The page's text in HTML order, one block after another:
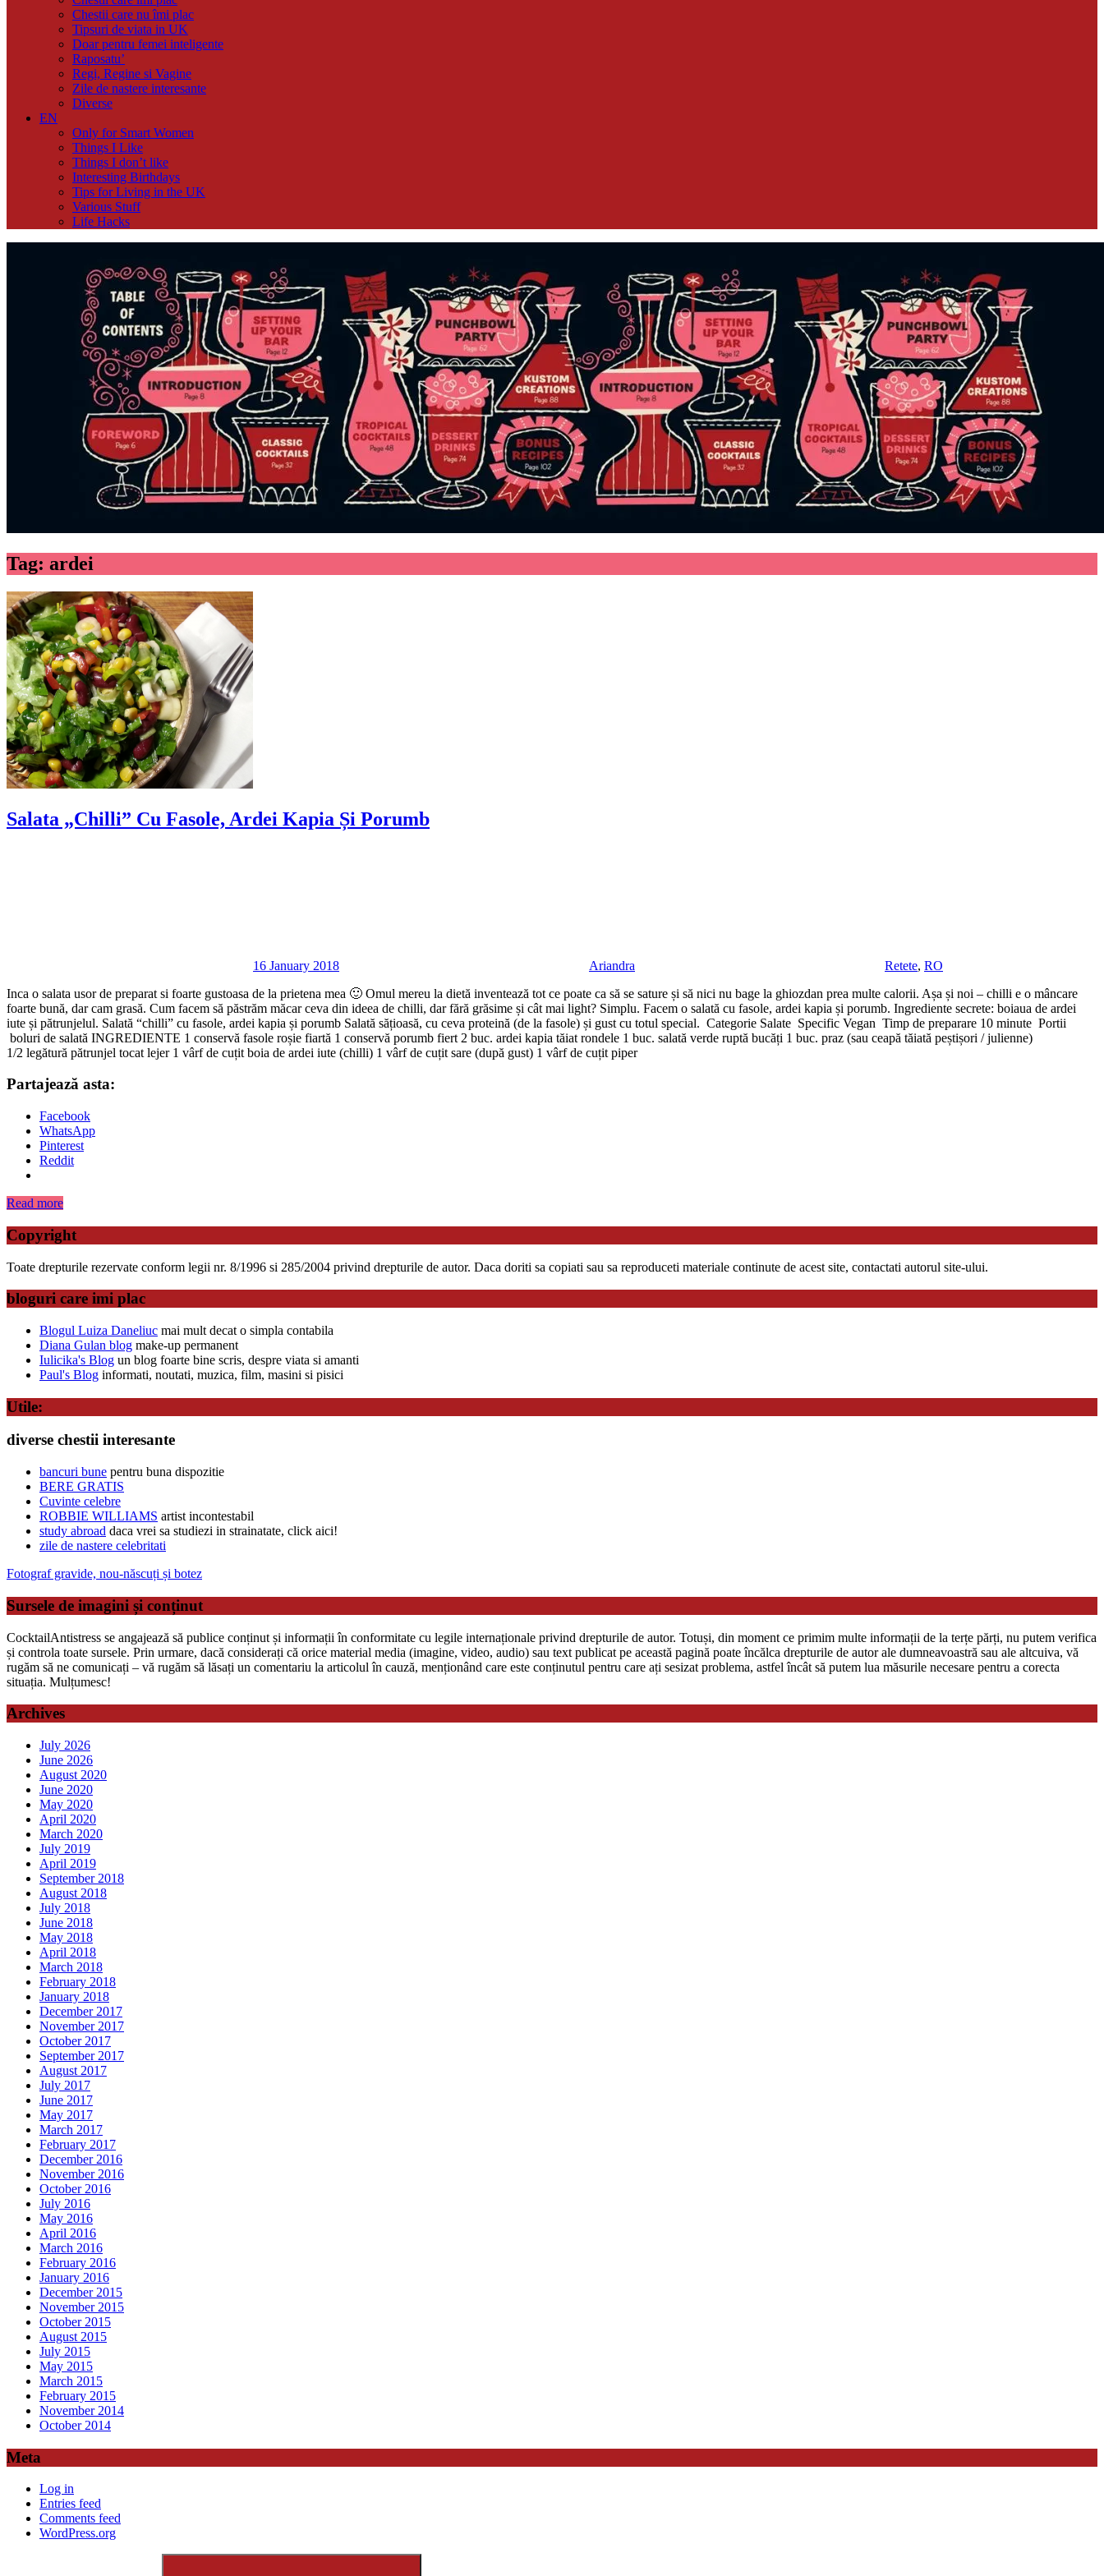
Chestii care nu îmi plac
Tipsuri de viata in UK
Doar pentru femei inteligente
Raposatu’
Regi, Regine si Vagine
Zile de nastere interesante
Diverse
EN
Only for Smart Women
Things I Like
Things I don’t like
Interesting Birthdays
Tips for Living in the UK
Various Stuff
Life Hacks
Tag: ardei
Salata „Chilli” Cu Fasole, Ardei Kapia Și Porumb
16 January 2018 Ariandra Retete, RO
Inca o salata usor de preparat si foarte gustoasa de la prietena mea 🙂 Omul mereu la dietă inventează tot ce poate ca să se sature și să nici nu bage la ghiozdan prea multe calorii. Așa și noi – chilli e o mâncare
foarte bună, dar cam grasă. Cum facem să păstrăm măcar ceva din ideea de chilli, dar fără grăsime și cât mai light? Simplu. Facem o salată cu fasole, ardei kapia și porumb. Ingrediente secrete: boiaua de ardei
iute și pătrunjelul. Salată “chilli” cu fasole, ardei kapia și porumb Salată sățioasă, cu ceva proteină (de la fasole) și gust cu totul special. Categorie Salate Specific Vegan Timp de preparare 10 minute Portii
boluri de salată INGREDIENTE 1 conservă fasole roșie fiartă 1 conservă porumb fiert 2 buc. ardei kapia tăiat rondele 1 buc. salată verde ruptă bucăți 1 buc. praz (sau ceapă tăiată peștișori / julienne)
1/2 legătură pătrunjel tocat lejer 1 vârf de cuțit boia de ardei iute (chilli) 1 vârf de cuțit sare (după gust) 1 vârf de cuțit piper
Partajează asta:
Facebook
WhatsApp
Pinterest
Reddit
Read more
Copyright
Toate drepturile rezervate conform legii nr. 8/1996 si 285/2004 privind drepturile de autor. Daca doriti sa copiati sau sa reproduceti materiale continute de acest site, contactati autorul site-ului.
bloguri care imi plac
Blogul Luiza Daneliuc mai mult decat o simpla contabila
Diana Gulan blog make-up permanent
Iulicika's Blog un blog foarte bine scris, despre viata si amanti
Paul's Blog informati, noutati, muzica, film, masini si pisici
Utile:
diverse chestii interesante
bancuri bune pentru buna dispozitie
BERE GRATIS
Cuvinte celebre
ROBBIE WILLIAMS artist incontestabil
study abroad daca vrei sa studiezi in strainatate, click aici!
zile de nastere celebritati
Fotograf gravide, nou-născuți și botez
Sursele de imagini și conținut
CocktailAntistress se angajează să publice conținut și informații în conformitate cu legile internaționale privind drepturile de autor. Totuși, din moment ce primim multe informații de la terțe părți, nu putem verifica
și controla toate sursele. Prin urmare, dacă considerați că orice material media (imagine, video, audio) sau text publicat pe această pagină poate încălca drepturile de autor ale dumneavoastră sau ale altcuiva, vă
rugăm să ne comunicați – vă rugăm să lăsați un comentariu la articolul în cauză, menționând care este conținutul pentru care ați sesizat problema, astfel încât să putem lua măsurile necesare pentru a corecta
situația. Mulțumesc!
Archives
July 2026
June 2026
August 2020
June 2020
May 2020
April 2020
March 2020
July 2019
April 2019
September 2018
August 2018
July 2018
June 2018
May 2018
April 2018
March 2018
February 2018
January 2018
December 2017
November 2017
October 2017
September 2017
August 2017
July 2017
June 2017
May 2017
March 2017
February 2017
December 2016
November 2016
October 2016
July 2016
May 2016
April 2016
March 2016
February 2016
January 2016
December 2015
November 2015
October 2015
August 2015
July 2015
May 2015
March 2015
February 2015
November 2014
October 2014
Meta
Log in
Entries feed
Comments feed
WordPress.org